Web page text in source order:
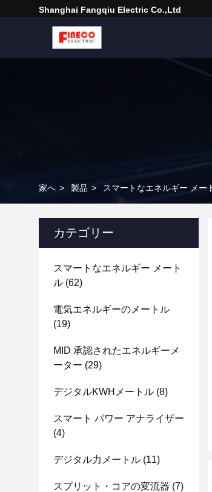
Shanghai Fangqiu Electric Co.,ltd
家へ > 製品 > スマートなエネルギー メー
カテゴリー
スマートなエネルギー メート
ル (62)
電気エネルギーのメートル
(19)
MID 承認されたエネルギーメ
ーター (29)
デジタルKWHメートル (8)
スマート パワー アナライザー
(4)
デジタル力メートル (11)
スプリット・コアの変流器 (7)